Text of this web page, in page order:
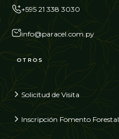
+595 21 338 3030
info@paracel.com.py
OTROS
Solicitud de Visita
Inscripción Fomento Forestal